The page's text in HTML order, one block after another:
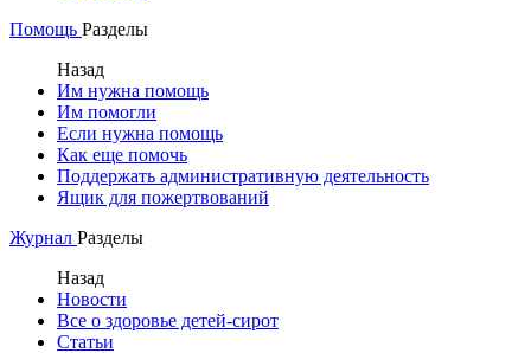
Помощь Разделы
Назад
Им нужна помощь
Им помогли
Если нужна помощь
Как еще помочь
Поддержать административную деятельность
Ящик для пожертвований
Журнал Разделы
Назад
Новости
Все о здоровье детей-сирот
Статьи